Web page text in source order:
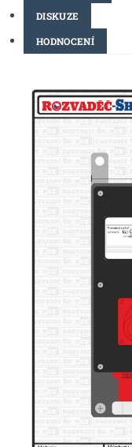
DISKUZE
HODNOCENÍ